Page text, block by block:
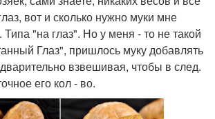
вот и сколько нужно муки мне
Типа "на глаз". Но у меня - то не такой
Глаз", пришлось муку добавлять
взвешивая, чтобы в след.
его кол - во.